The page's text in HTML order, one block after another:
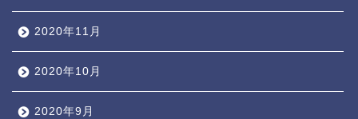
2020年11月
2020年10月
2020年9月